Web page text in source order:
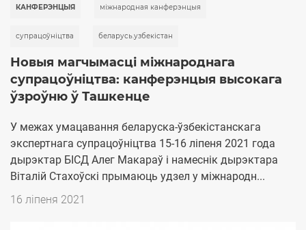
КАНФЕРЭНЦЫЯ міжнародная канферэнцыя
супрацоўніцтва беларусь.узбекістан
Новыя магчымасці міжнароднага
супрацоўніцтва: канферэнцыя высокага
ўзроўню ў Ташкенце
У межах умацавання беларуска-ўзбекістанскага
экспертнага супрацоўніцтва 15-16 ліпеня 2021 года
дырэктар БІСД Алег Макараў і намеснік дырэктара
Віталій Стахоўскі прымаюць удзел у міжнародн...
Дата
16 ліпеня 2021